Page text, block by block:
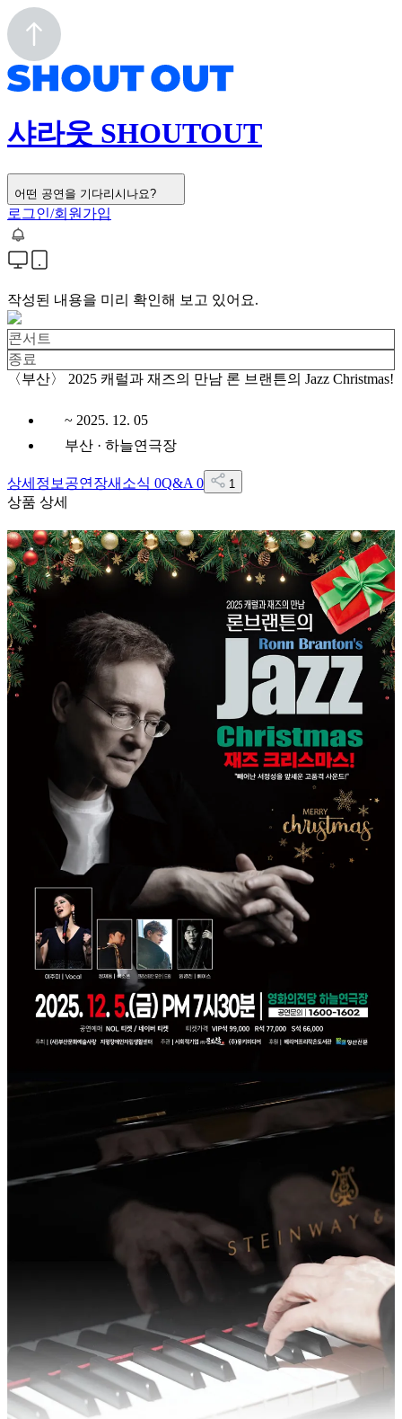
샤라웃 SHOUTOUT
어떤 공연을 기다리시나요?
로그인/회원가입
작성된 내용을 미리 확인해 보고 있어요.
콘서트
종료
〈부산〉 2025 캐럴과 재즈의 만남 론 브랜튼의 Jazz Christmas!
~ 2025. 12. 05
부산 · 하늘연극장
상세정보 공연장새소식 0Q&A 0 1
상품 상세